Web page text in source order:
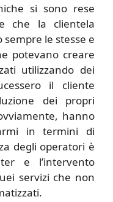
si sono rese
che la clientela
le stesse e
potevano creare
utilizzando dei
il cliente
dei propri
hanno
in termini di
degli operatori è
e l’intervento
servizi che non